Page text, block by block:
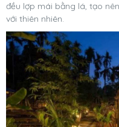
đều lợp mái bằng lá, tạo
với thiên nhiên.